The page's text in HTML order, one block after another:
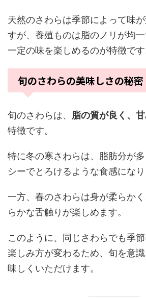
天然のさわらは季節によって味
すが、養殖ものは脂のノリが均
一定の味を楽しめるのが特徴です
旬のさわらの美味しさの秘密
旬のさわらは、 脂の質が良く、
特徴です。
特に冬の寒さわらは、脂肪分が
シーでとろけるような食感になり
一方、春のさわらは身が柔らか
らかな舌触りが楽しめます。
このように、同じさわらでも季
楽しみ方が変わるため、旬を意
味しくいただけます。